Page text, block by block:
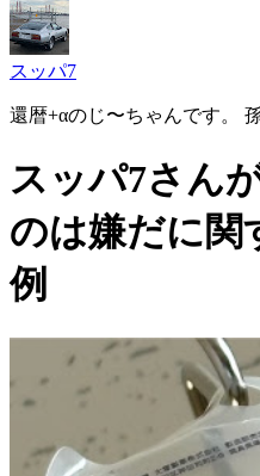
スッパ7
還暦+αのじ〜ちゃんです。
スッパ7さん
のは嫌だに関
例